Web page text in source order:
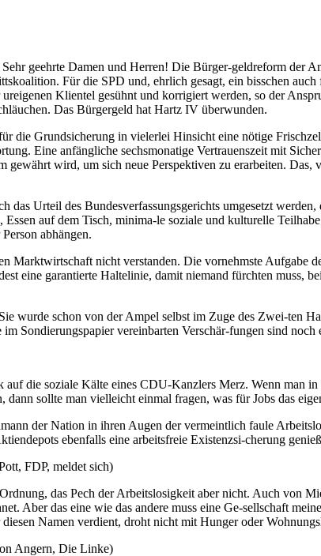
geehrte Damen und Herren! Die Bürger-geldreform
Für die SPD und, ehrlich gesagt, ein bisschen
Klientel gesühnt und korrigiert werden, so der
Das Bürgergeld hat Hartz IV überwunden.
die Grundsicherung in vielerlei Hinsicht eine nötige
Eine anfängliche sechsmonatige Vertrauenszeit mit
gewährt wird, um sich neue Perspektiven zu erarbeiten.
das Urteil des Bundesverfassungsgerichts umgesetzt
auf dem Tisch, minima-le soziale und kulturelle
abhängen.
Marktwirtschaft nicht verstanden. Die vornehmste Aufgabe
eine garantierte Haltelinie, damit niemand fürchten
wurde schon von der Ampel selbst im Zuge des Zwei-ten
Sondierungspapier vereinbarten Verschär-fungen sind noch
auf die soziale Kälte eines CDU-Kanzlers Merz. Wenn
dann sollte man vielleicht einmal fragen, was für Jobs das
der Nation in ihren Augen der vermeintlich faule
ebenfalls eine arbeitsfreie Existenzsi-cherung
FDP, meldet sich)
das Pech der Arbeitslosigkeit aber nicht. Auch von
Aber das eine wie das andere muss eine Ge-sellschaft
Namen verdient, droht nicht mit Hunger oder
Angern, Die Linke)